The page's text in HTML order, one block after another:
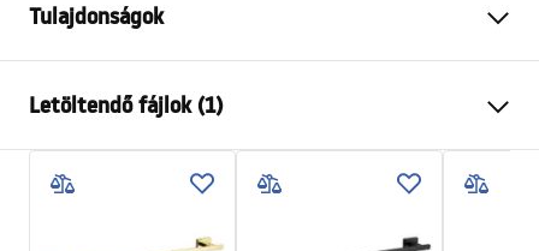
Tulajdonságok
Anyag
Felszerelés
Csavarozható
Szélesség
630
Letöltendő fájlok (1)
Garanciális feltételek